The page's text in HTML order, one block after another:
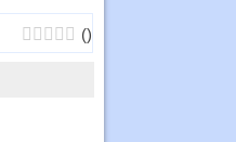
()